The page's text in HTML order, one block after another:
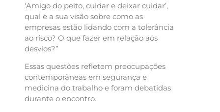
‘Amigo do peito, cuidar e deixar cuidar’,
qual é a sua visão sobre como as
empresas estão lidando com a tolerância
ao risco? O que fazer em relação aos
desvios?”
Essas questões refletem preocupações
contemporâneas em segurança e
medicina do trabalho e foram debatidas
durante o encontro.